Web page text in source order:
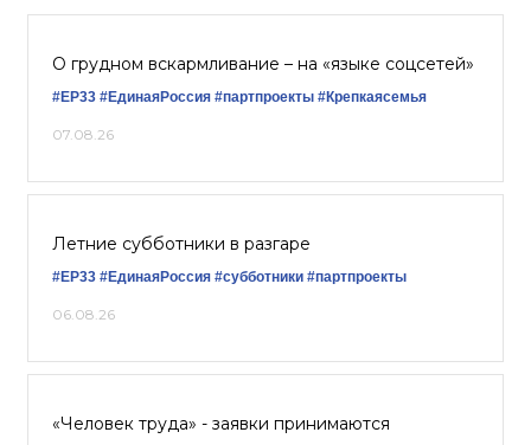
О грудном вскармливание – на «языке соцсетей»
#ЕР33 #‎ЕдинаяРоссия #партпроекты #Крепкаясемья
07.08.26
Летние субботники в разгаре
#ЕР33 #‎ЕдинаяРоссия #субботники #партпроекты
06.08.26
«Человек труда» - заявки принимаются